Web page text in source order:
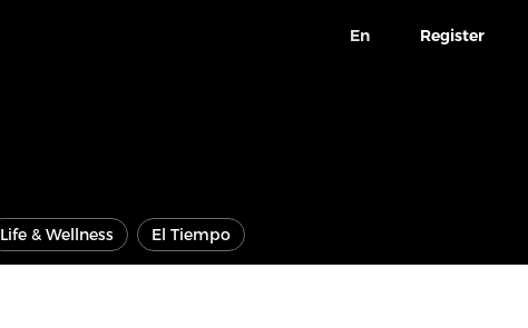
En Register
Life & Wellness El Tiempo